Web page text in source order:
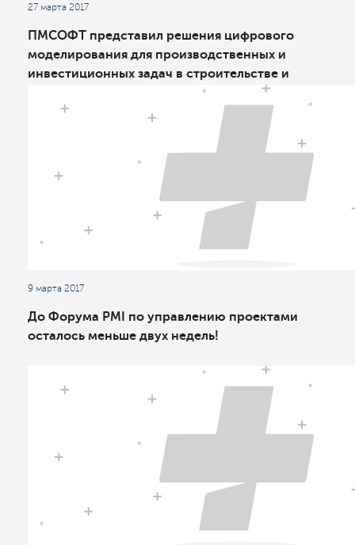
27 марта 2017
ПМСОФТ представил решения цифрового
моделирования для производственных и
инвестиционных задач в строительстве и
9 марта 2017
До Форума PMI по управлению проектами
осталось меньше двух недель!